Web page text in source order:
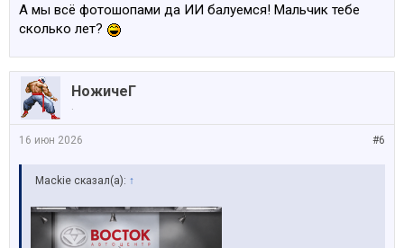
А мы всё фотошопами да ИИ балуемся! Мальчик тебе
сколько лет?
НожичеГ
.
#6
16 июн 2026
Mackie сказал(а): ↑